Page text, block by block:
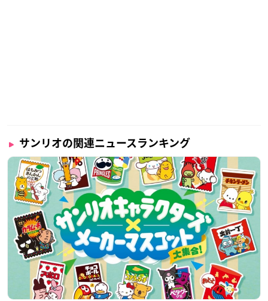
サンリオの関連ニュースランキング